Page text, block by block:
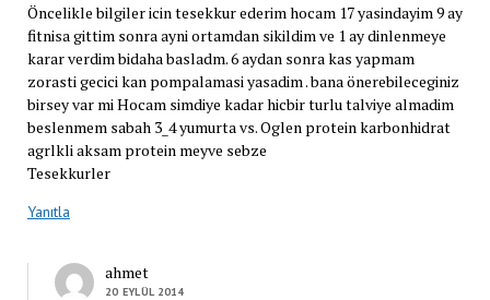
Öncelikle bilgiler icin tesekkur ederim hocam 17 yasindayim 9 ay
fitnisa gittim sonra ayni ortamdan sikildim ve 1 ay dinlenmeye
karar verdim bidaha basladm. 6 aydan sonra kas yapmam
zorasti gecici kan pompalamasi yasadim . bana önerebileceginiz
birsey var mi Hocam simdiye kadar hicbir turlu talviye almadim
beslenmem sabah 3_4 yumurta vs. Oglen protein karbonhidrat
agrlkli aksam protein meyve sebze
Tesekkurler
Yanıtla
ahmet
20 EYLÜL 2014